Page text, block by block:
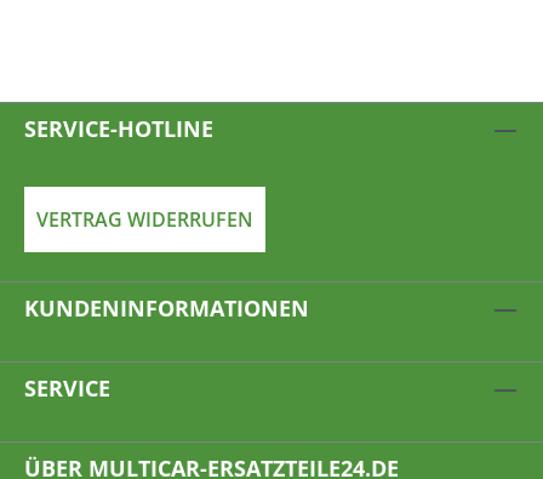
SERVICE-HOTLINE
VERTRAG WIDERRUFEN
KUNDENINFORMATIONEN
SERVICE
ÜBER MULTICAR-ERSATZTEILE24.DE